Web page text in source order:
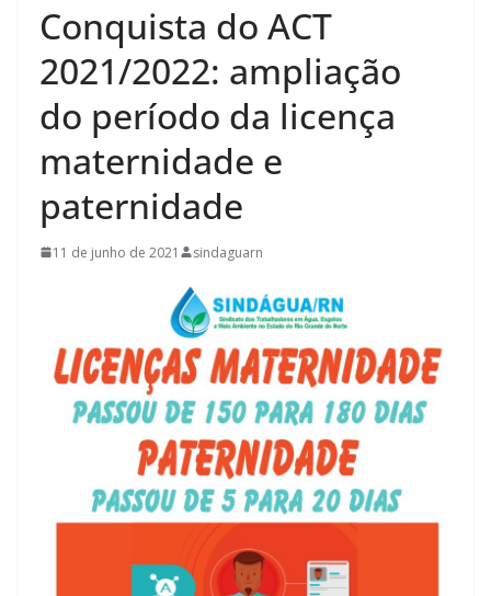
Conquista do ACT
2021/2022: ampliação
do período da licença
maternidade e
paternidade
11 de junho de 2021 sindaguarn